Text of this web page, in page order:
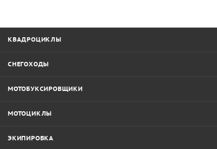
КВАДРОЦИКЛЫ
СНЕГОХОДЫ
МОТОБУКСИРОВЩИКИ
МОТОЦИКЛЫ
ЭКИПИРОВКА